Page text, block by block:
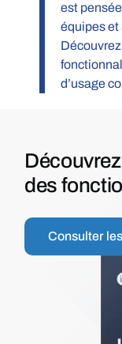
est
équipes et
d’usage
des
Consulter